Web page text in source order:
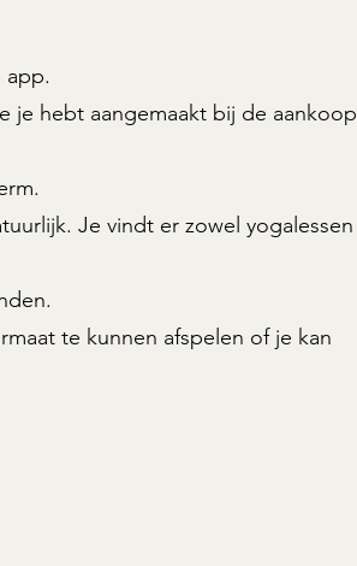
app.
je hebt aangemaakt bij de aankoop
Je vindt er zowel yogalessen
te kunnen afspelen of je kan